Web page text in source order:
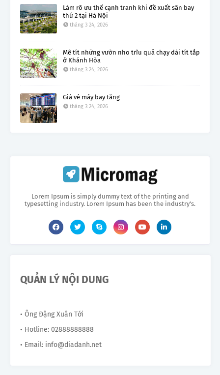
Làm rõ ưu thế cạnh tranh khi đề xuất sân bay
thứ 2 tại Hà Nội
tháng 3 24, 2026
Mê tít những vườn nho trĩu quả chạy dài tít tắp
ở Khánh Hòa
tháng 3 24, 2026
Giá vé máy bay tăng
tháng 3 24, 2026
Lorem Ipsum is simply dummy text of the printing and
typesetting industry. Lorem Ipsum has been the industry's.
QUẢN LÝ NỘI DUNG
• Ông Đặng Xuân Tới
• Hotline: 02888888888
• Email: info@diadanh.net